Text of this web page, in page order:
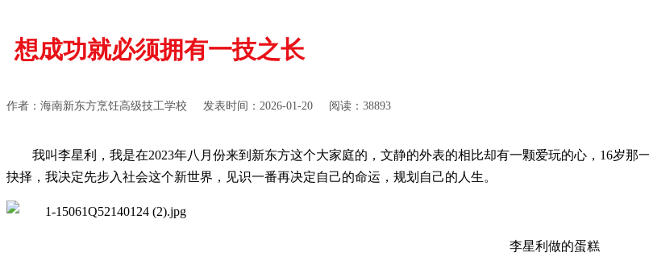
想成功就必须拥有一技之长
作者：海南新东方烹饪高级技工学校 发表时间：2026-01-20 阅读：38893
我叫李星利，我是在2023年八月份来到新东方这个大家庭的，文静的外表的相比却有一颗爱玩的心，16岁
抉择，我决定先步入社会这个新世界，见识一番再决定自己的命运，规划自己的人生。
李星利做的蛋糕